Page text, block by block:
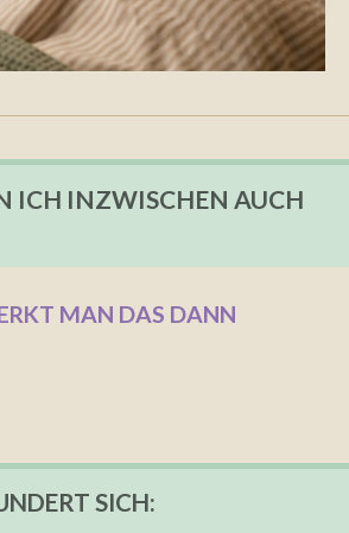
ICH INZWISCHEN AUCH
MAN DAS DANN
SICH: